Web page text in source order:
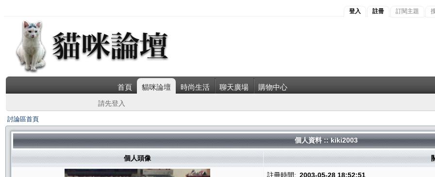
登入 註冊 訂閱主題
首頁 貓咪論壇 時尚生活 聊天廣場 購物中心
請先登入
討論區首頁
個人資料 :: kiki2003
個人頭像
註冊時間: 2003-05-28 18:52:51